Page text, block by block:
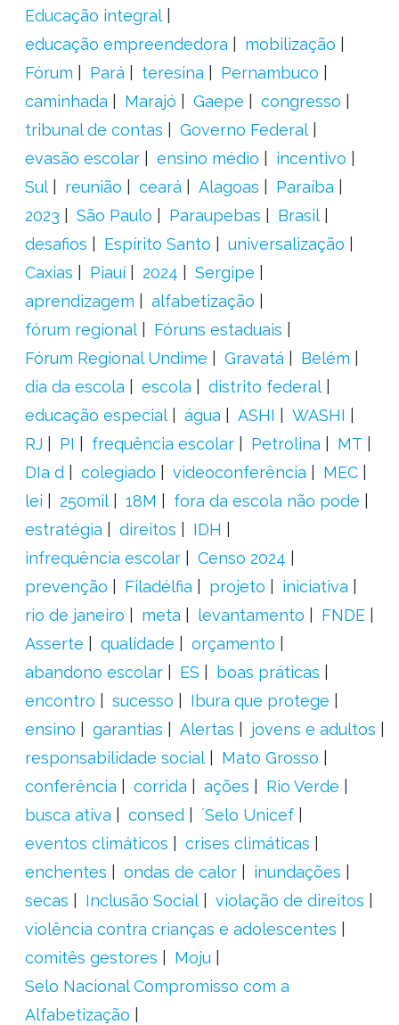
Educação integral
educação empreendedora
mobilização
Fórum
Pará teresina
Pernambuco
caminhada
Marajó Gaepe
congresso
tribunal de contas
Governo Federal
evasão escolar
ensino médio
incentivo
Sul
reunião ceará Alagoas
Paraíba
2023
São Paulo Paraupebas
Brasil
desafios
Espírito Santo
universalização
Caxias
Piauí 2024
Sergipe
aprendizagem
alfabetização
fórum regional
Fóruns estaduais
Fórum Regional Undime
Gravatá
Belém
dia da escola
escola
distrito federal
educação especial
água ASHI
WASHI
RJ
PI frequência escolar Petrolina
MT
DIa d
colegiado videoconferência
MEC
lei
250mil 18M
fora da escola não pode
estratégia
direitos
IDH
infrequência escolar
Censo 2024
prevenção
Filadélfia projeto
iniciativa
rio de janeiro
meta levantamento
FNDE
Asserte
qualidade
orçamento
abandono escolar
ES
boas práticas
encontro
sucesso
Ibura que protege
ensino
garantias Alertas
jovens e adultos
responsabilidade social
Mato Grosso
conferência
corrida ações
Rio Verde
busca ativa
consed
´Selo Unicef
eventos climáticos
crises climáticas
enchentes
ondas de calor
inundações
secas
Inclusão Social
violação de direitos
violência contra crianças e adolescentes
comitês gestores
Moju
Selo Nacional Compromisso com a
Alfabetização